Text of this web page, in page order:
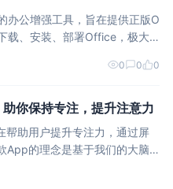
办公增强工具，旨在提供正版O
0 0 0
你保持专注，提升注意力